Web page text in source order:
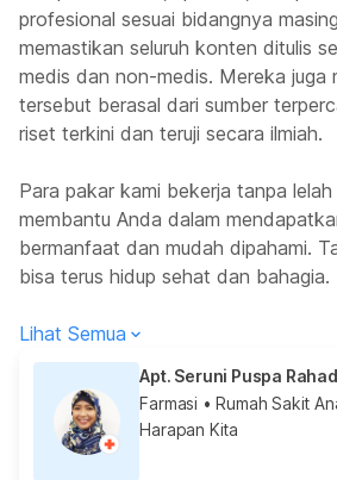
profesional sesuai bidangnya
memastikan seluruh konten ditulis
medis dan non-medis. Mereka juga
tersebut berasal dari sumber
riset terkini dan teruji secara ilmiah.
Para pakar kami bekerja tanpa
membantu Anda dalam
bermanfaat dan mudah dipahami.
bisa terus hidup sehat dan bahagia.
Lihat Semua
Apt. Seruni Puspa
Farmasi • Rumah Sakit
Harapan Kita